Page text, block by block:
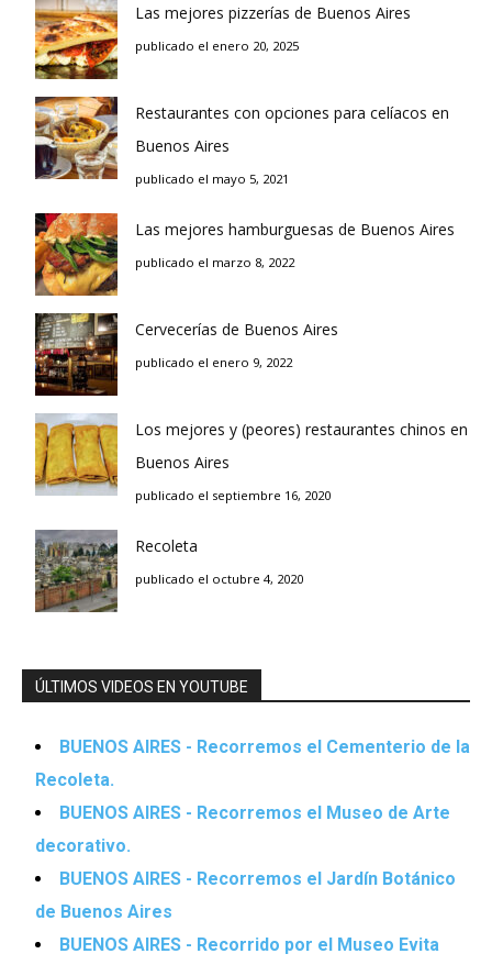
Las mejores pizzerías de Buenos Aires
publicado el enero 20, 2025
Restaurantes con opciones para celíacos en
Buenos Aires
publicado el mayo 5, 2021
Las mejores hamburguesas de Buenos Aires
publicado el marzo 8, 2022
Cervecerías de Buenos Aires
publicado el enero 9, 2022
Los mejores y (peores) restaurantes chinos en
Buenos Aires
publicado el septiembre 16, 2020
Recoleta
publicado el octubre 4, 2020
ÚLTIMOS VIDEOS EN YOUTUBE
BUENOS AIRES - Recorremos el Cementerio de la
Recoleta.
BUENOS AIRES - Recorremos el Museo de Arte
decorativo.
BUENOS AIRES - Recorremos el Jardín Botánico
de Buenos Aires
BUENOS AIRES - Recorrido por el Museo Evita